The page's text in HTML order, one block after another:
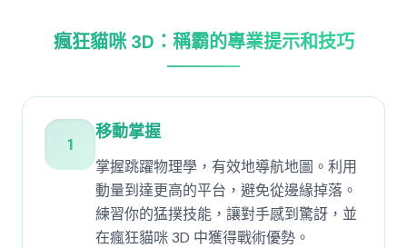
瘋狂貓咪 3D：稱霸的專業提示和技巧
1
移動掌握
掌握跳躍物理學，有效地導航地圖。利用
動量到達更高的平台，避免從邊緣掉落。
練習你的猛撲技能，讓對手感到驚訝，並
在瘋狂貓咪 3D 中獲得戰術優勢。